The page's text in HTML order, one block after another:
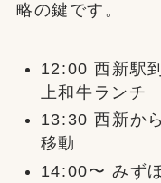
略の鍵です。
12:00 西新駅
上和牛ランチ
13:30 西新か
移動
14:00〜 みず